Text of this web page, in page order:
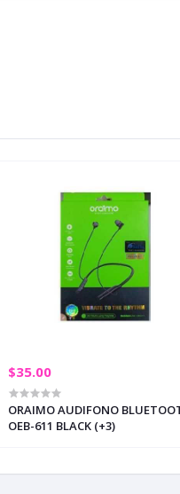
$35.00
ORAIMO AUDIFONO
OEB-611 BLACK (+3)